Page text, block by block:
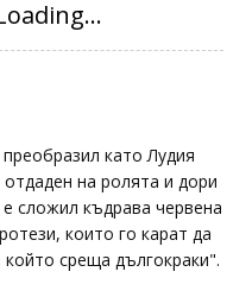
като Лудия
на ролята и дори
сложил къдрава червена
които го карат да
среща дългокраки".